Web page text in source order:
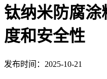
钛纳米防腐
度和安全性
发布时间：2025-10-21